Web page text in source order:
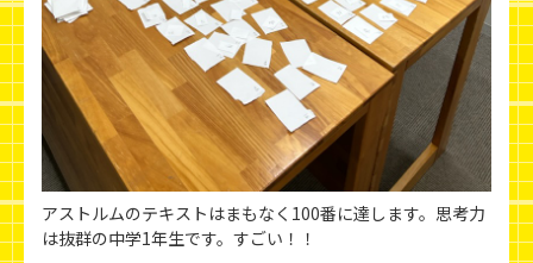
アストルムのテキストはまもなく100番に達します。思考力
は抜群の中学1年生です。すごい！！